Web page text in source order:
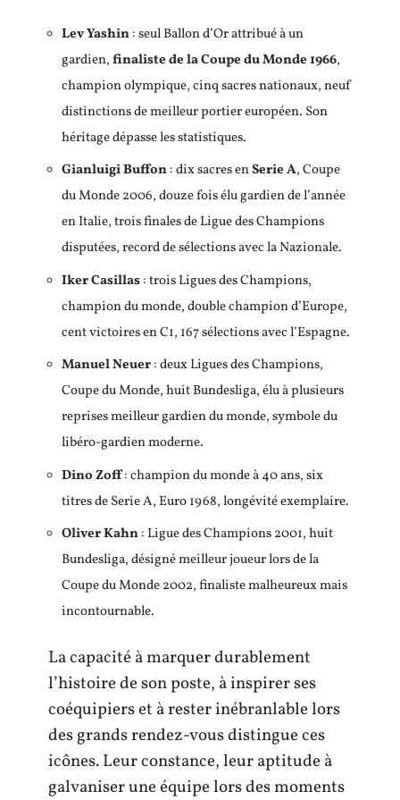
Lev Yashin: seul Ballon d’Or attribué à un
gardien,finaliste de la Coupe du Monde 1966,
champion olympique, cinq sacres nationaux, neuf
distinctions de meilleur portier européen. Son
héritage dépasse les statistiques.
Gianluigi Buffon: dix sacres enSerie A, Coupe
du Monde 2006, douze fois élu gardien de l’année
en Italie, trois finales de Ligue des Champions
disputées, record de sélections avec la Nazionale.
Iker Casillas: trois Ligues des Champions,
champion du monde, double champion d’Europe,
cent victoires en C1, 167 sélections avec l’Espagne.
Manuel Neuer: deux Ligues des Champions,
Coupe du Monde, huit Bundesliga, élu à plusieurs
reprises meilleur gardien du monde, symbole du
libéro-gardien moderne.
Dino Zoff: champion du monde à 40 ans, six
titres de Serie A, Euro 1968, longévité exemplaire.
Oliver Kahn: Ligue des Champions 2001, huit
Bundesliga, désigné meilleur joueur lors de la
Coupe du Monde 2002, finaliste malheureux mais
incontournable.
La capacité à marquer durablement
l’histoire de son poste, à inspirer ses
coéquipiers et à rester inébranlable lors
des grands rendez-vous distingue ces
icônes. Leur constance, leur aptitude à
galvaniser une équipe lors des moments